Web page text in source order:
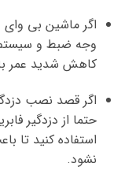
اگر ماشین بی
وجه ضبط و سیستم
کاهش شدید عمر
اگر قصد نصب
حتما از دزدگیر
استفاده کنید تا
نشود.